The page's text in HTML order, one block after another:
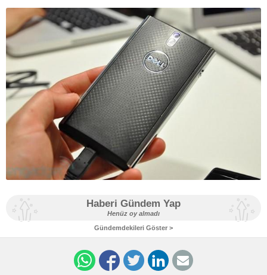
Haberi Gündem Yap
Henüz oy almadı
Gündemdekileri Göster >